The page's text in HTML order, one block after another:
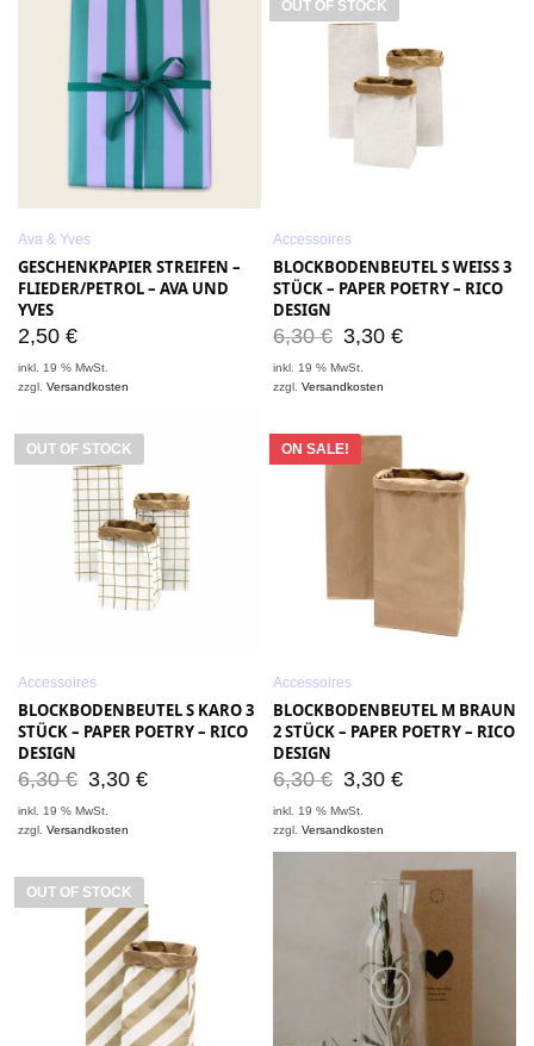
Ava & Yves
GESCHENKPAPIER STREIFEN –
FLIEDER/PETROL – AVA UND
YVES
2,50 €
inkl. 19 % MwSt.
zzgl.Versandkosten
OUT OF STOCK
Accessoires
BLOCKBODENBEUTEL S WEISS 3
STÜCK – PAPER POETRY – RICO
DESIGN
6,30€ 3,30 €
inkl. 19 % MwSt.
zzgl.Versandkosten
OUT OF STOCK
Accessoires
BLOCKBODENBEUTEL S KARO 3
STÜCK – PAPER POETRY – RICO
DESIGN
6,30€ 3,30 €
inkl. 19 % MwSt.
zzgl.Versandkosten
ON SALE!
Accessoires
BLOCKBODENBEUTEL M BRAUN
2 STÜCK – PAPER POETRY – RICO
DESIGN
6,30€ 3,30 €
inkl. 19 % MwSt.
zzgl.Versandkosten
OUT OF STOCK